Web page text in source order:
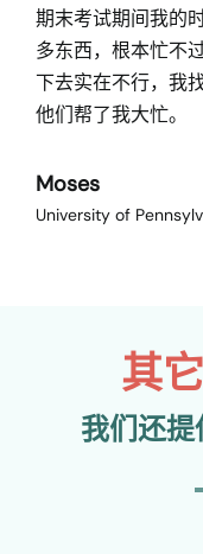
期末考试期间我的
多东西，根本忙不
下去实在不行，我
他们帮了我大忙。
Moses
University of
其
我们还